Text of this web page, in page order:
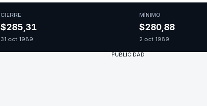
CIERRE
$285,31
31 oct 1989
MÍNIMO
$280,88
2 oct 1989
PUBLICIDAD